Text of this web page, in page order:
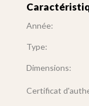
Année:
Type:
Dimensions:
Certificat